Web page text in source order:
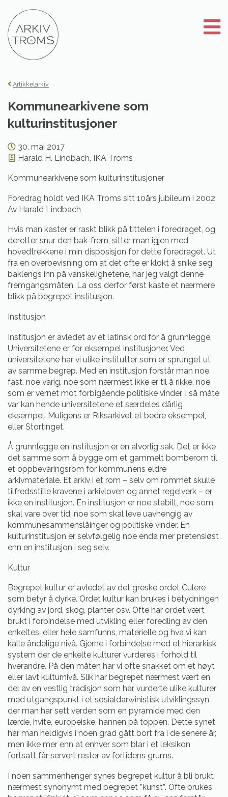
innhold
Artikkelarkiv
Kommunearkivene som
kulturinstitusjoner
30. mai 2017
Harald H. Lindbach, IKA Troms
Kommunearkivene som kulturinstitusjoner
Foredrag holdt ved IKA Troms sitt 10års jubileum i 2002
Av Harald Lindbach
Hvis man kaster er raskt blikk på tittelen i foredraget, og
deretter snur den bak-frem, sitter man igjen med
hovedtrekkene i min disposisjon for dette foredraget. Ut
fra en overbevisning om at det ofte er klokt å snike seg
baklengs inn på vanskelighetene, har jeg valgt denne
fremgangsmåten. La oss derfor først kaste et nærmere
blikk på begrepet institusjon.
Institusjon
Institusjon er avledet av et latinsk ord for å grunnlegge.
Universitetene er for eksempel institusjoner. Ved
universitetene har vi ulike institutter som er sprunget ut
av samme begrep. Med en institusjon forstår man noe
fast, noe varig, noe som nærmest ikke er til å rikke, noe
som er vernet mot forbigående politiske vinder. I så måte
var kan hende universitetene et særdeles dårlig
eksempel. Muligens er Riksarkivet et bedre eksempel,
eller Stortinget.
Å grunnlegge en institusjon er en alvorlig sak. Det er ikke
det samme som å bygge om et gammelt bomberom til
et oppbevaringsrom for kommunens eldre
arkivmateriale. Et arkiv i et rom – selv om rommet skulle
tilfredsstille kravene i arkivloven og annet regelverk – er
ikke en institusjon. En institusjon er noe stabilt, noe som
skal vare over tid, noe som skal leve uavhengig av
kommunesammenslåinger og politiske vinder. En
kulturinstitusjon er selvfølgelig noe enda mer pretensiøst
enn en institusjon i seg selv.
Kultur
Begrepet kultur er avledet av det greske ordet Culere
som betyr å dyrke. Ordet kultur kan brukes i betydningen
dyrking av jord, skog, planter osv. Ofte har ordet vært
brukt i forbindelse med utvikling eller foredling av den
enkeltes, eller hele samfunns, materielle og hva vi kan
kalle åndelige nivå. Gjerne i forbindelse med et hierarkisk
system der de enkelte kulturer vurderes i forhold til
hverandre. På den måten har vi ofte snakket om et høyt
eller lavt kulturnivå. Slik har begrepet nærmest vært en
del av en vestlig tradisjon som har vurderte ulike kulturer
med utgangspunkt i et sosialdarwinistisk utviklingssyn
der man har sett verden som en pyramide med den
lærde, hvite, europeiske, hannen på toppen. Dette synet
har man heldigvis i noen grad gått bort fra i de senere år,
men ikke mer enn at enhver som blar i et leksikon
fortsatt får servert rester av fortidens grums.
I noen sammenhenger synes begrepet kultur å bli brukt
nærmest synonymt med begrepet ”kunst”. Ofte brukes